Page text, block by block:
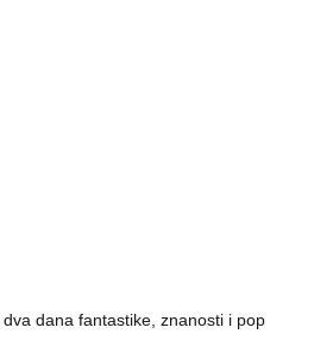
dana fantastike, znanosti i pop